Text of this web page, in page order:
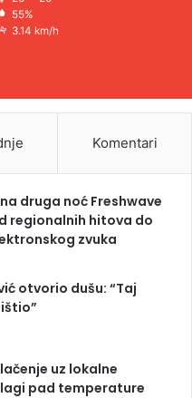
55%
3.14 km/h
Komentari
druga noć Freshwave
regionalnih hitova do
zvuka
otvorio dušu: “Taj
uz lokalne
pad temperature